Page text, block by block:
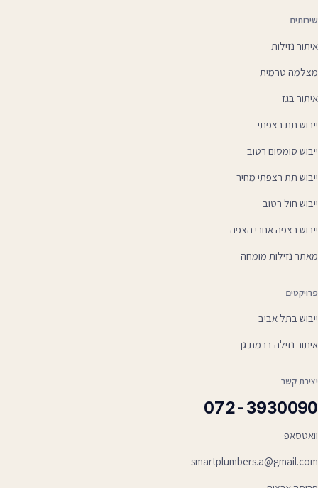
שירותים
איתור נזילות
מצלמה טרמית
איתור בגז
ייבוש תת רצפתי
ייבוש סומסום רטוב
ייבוש תת רצפתי מחיר
ייבוש חול רטוב
ייבוש רצפה אחרי הצפה
מאתר נזילות מומחה
פרויקטים
ייבוש בתל אביב
איתור נזילה ברמת גן
יצירת קשר
072-3930090
וואטסאפ
smartplumbers.a@gmail.com